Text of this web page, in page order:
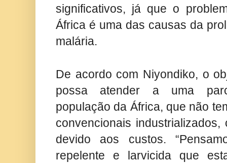
significativos, já que o
África é uma das causas da
malária.
De acordo com Niyondiko, o
possa atender a uma
população da África, que não
convencionais
devido aos custos.
repelente e larvicida que